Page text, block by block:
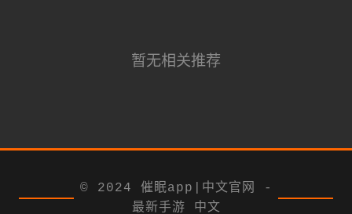
暂无相关推荐
© 2024 催眠app|中文官网 -
最新手游 中文